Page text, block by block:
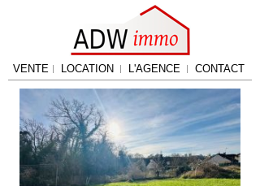
VENTE LOCATION L'AGENCE CONTACT